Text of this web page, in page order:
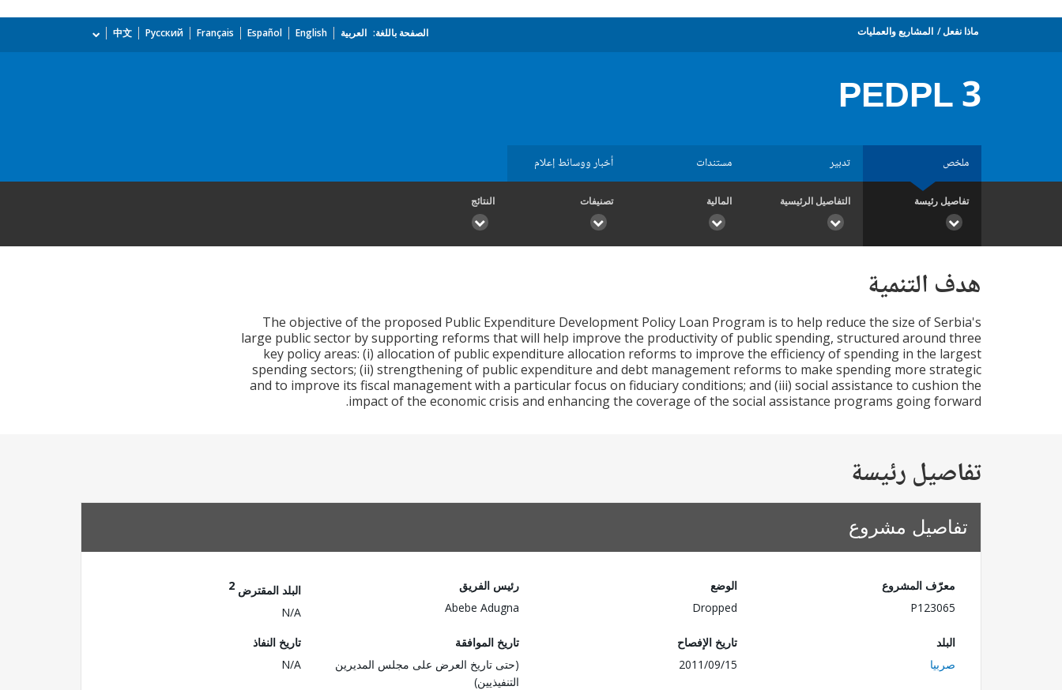
ماذا نفعل المشاريع والعمليات الصفحة باللغة: العربية English
Español
Français
Русский
中文
PEDPL 3
ملخص تدبير مستندات أخبار ووسائط إعلام
تفاصيل رئيسة التفاصيل الرئيسية المالية تصنيفات النتائج
هدف التنمية
The objective of the proposed Public Expenditure Development Policy Loan Program is to help reduce the size of Serbia's
large public sector by supporting reforms that will help improve the productivity of public spending, structured around three
key policy areas: (i) allocation of public expenditure allocation reforms to improve the efficiency of spending in the largest
spending sectors; (ii) strengthening of public expenditure and debt management reforms to make spending more strategic
and to improve its fiscal management with a particular focus on fiduciary conditions; and (iii) social assistance to cushion the
impact of the economic crisis and enhancing the coverage of the social assistance programs going forward.
تفاصيل رئيسة
تفاصيل مشروع
معرّف المشروع
P123065
الوضع
Dropped
رئيس الفريق
Abebe Adugna
البلد المقترض 2
N/A
البلد
صربيا
تاريخ الإفصاح
2011/09/15
تاريخ الموافقة
(حتى تاريخ العرض على مجلس المديرين
التنفيذيين)
تاريخ النفاذ
N/A